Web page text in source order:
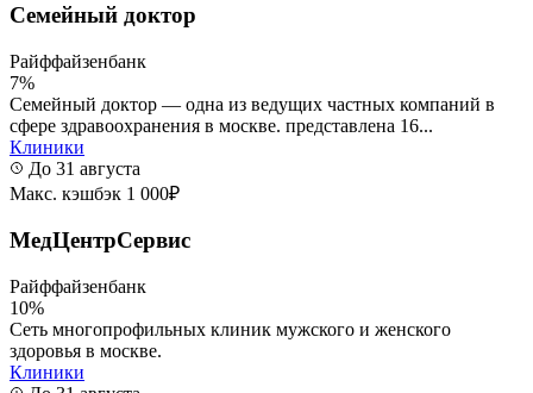
Семейный доктор
Райффайзенбанк
7%
Семейный доктор — одна из ведущих частных компаний в
сфере здравоохранения в москве. представлена 16...
Клиники
До 31 августа
Макс. кэшбэк 1 000₽
МедЦентрСервис
Райффайзенбанк
10%
Сеть многопрофильных клиник мужского и женского
здоровья в москве.
Клиники